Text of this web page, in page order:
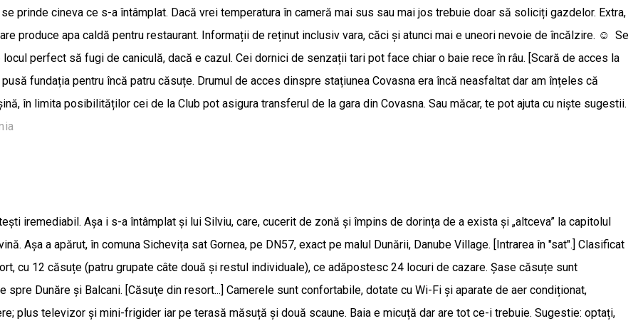
prinde cineva ce s-a întâmplat. Dacă vrei temperatura în cameră mai sus sau mai jos trebuie doar să soliciți gazdelor. Extra,
produce apa caldă pentru restaurant. Informații de reținut inclusiv vara, căci și atunci mai e uneori nevoie de încălzire. ☺️ Se
perfect să fugi de caniculă, dacă e cazul. Cei dornici de senzații tari pot face chiar o baie rece în râu. [Scară de acces la
fundația pentru încă patru căsuțe. Drumul de acces dinspre stațiunea Covasna era încă neasfaltat dar am înțeles că
în limita posibilităților cei de la Club pot asigura transferul de la gara din Covasna. Sau măcar, te pot ajuta cu niște sugestii.
iremediabil. Așa i s-a întâmplat și lui Silviu, care, cucerit de zonă și împins de dorința de a exista și „altceva” la capitolul
Așa a apărut, în comuna Sichevița sat Gornea, pe DN57, exact pe malul Dunării, Danube Village. [Intrarea în "sat".] Clasificat
cu 12 căsuțe (patru grupate câte două și restul individuale), ce adăpostesc 24 locuri de cazare. Șase căsuțe sunt
Dunăre și Balcani. [Căsuţe din resort...] Camerele sunt confortabile, dotate cu Wi-Fi și aparate de aer condiționat,
plus televizor și mini-frigider iar pe terasă măsuță și două scaune. Baia e micuță dar are tot ce-i trebuie. Sugestie: optați,